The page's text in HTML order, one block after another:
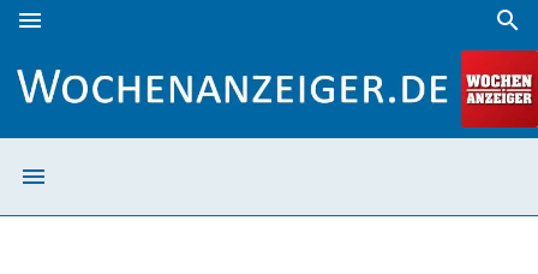
menu search
menu